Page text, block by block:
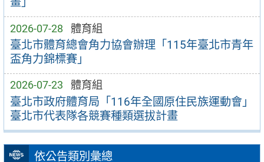
2026-07-28 體育組
臺北市體育總會角力協會辦理「115年臺北市青年
盃角力錦標賽」
2026-07-23 體育組
臺北市政府體育局「116年全國原住民族運動會」
臺北市代表隊各競賽種類選拔計畫
依公告類別彙總